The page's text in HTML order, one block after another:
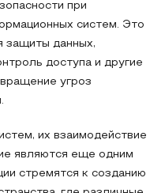
при
систем. Это
защиты данных,
доступа и другие
угроз
их взаимодействие
являются еще одним
стремятся к созданию